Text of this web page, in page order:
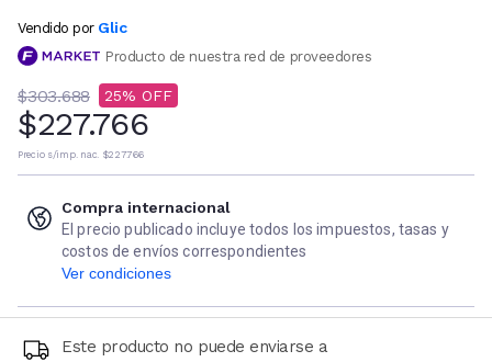
Vendido por Glic
Producto de nuestra red de proveedores
$303.688 25
$227.766
Precio s/imp. nac. $227.766
Compra internacional
El precio publicado incluye todos los impuestos, tasas y
costos de envíos correspondientes
Ver condiciones
Este producto no puede enviarse a